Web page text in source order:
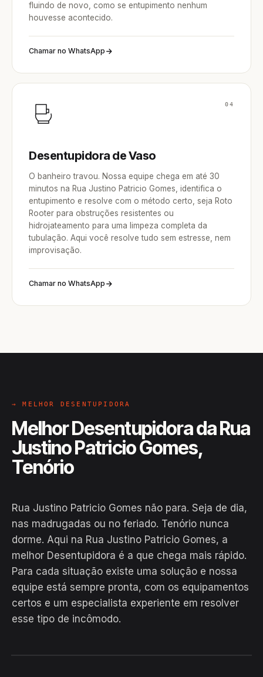
fluindo de novo, como se entupimento nenhum
houvesse acontecido.
Chamar no WhatsApp
04
Desentupidora de Vaso
O banheiro travou. Nossa equipe chega em até 30
minutos na Rua Justino Patricio Gomes, identifica o
entupimento e resolve com o método certo, seja Roto
Rooter para obstruções resistentes ou
hidrojateamento para uma limpeza completa da
tubulação. Aqui você resolve tudo sem estresse, nem
improvisação.
Chamar no WhatsApp
→ MELHOR DESENTUPIDORA
Melhor Desentupidora da Rua
Justino Patricio Gomes,
Tenório
Rua Justino Patricio Gomes não para. Seja de dia,
nas madrugadas ou no feriado. Tenório nunca
dorme. Aqui na Rua Justino Patricio Gomes, a
melhor Desentupidora é a que chega mais rápido.
Para cada situação existe uma solução e nossa
equipe está sempre pronta, com os equipamentos
certos e um especialista experiente em resolver
esse tipo de incômodo.
EM CAMPO
Hiroshiro · Rua Justino Patricio